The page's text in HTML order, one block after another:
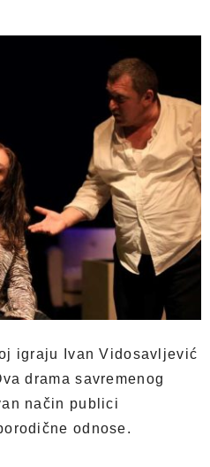
igraju Ivan Vidosavljević
drama savremenog
način publici
odnose.